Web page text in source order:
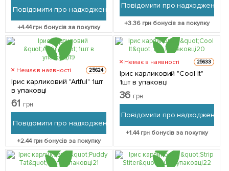
Повідомити про надходження
+4.44грн бонусів за покупку
Повідомити про надходження
+3.36 грн бонусів за покупку
Немає в наявності 25624
Ірис карликовий "Artful" 1шт
в упаковці
61 грн
Повідомити про надходження
+2.44грн бонусів за покупку
Немає в наявності 25633
Ірис карликовий "Cool It"
1шт в упаковці
36 грн
Повідомити про надходження
+1.44грн бонусів за покупку